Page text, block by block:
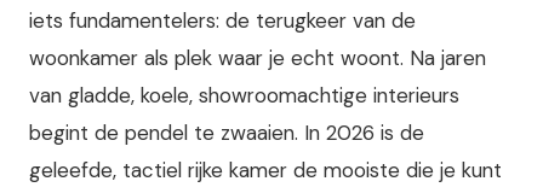
iets fundamentelers: de terugkeer van de
woonkamer als plek waar je echt woont. Na jaren
van gladde, koele, showroomachtige interieurs
begint de pendel te zwaaien. In 2026 is de
geleefde, tactiel rijke kamer de mooiste die je kunt